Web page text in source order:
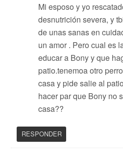
Mi esposo y yo
desnutrición severa, y
de unas sanas en
un amor . Pero cual es
educar a Bony y que
patio.tenemoa otro
casa y pide salie al
hacer par que Bony no
casa??
RESPONDER